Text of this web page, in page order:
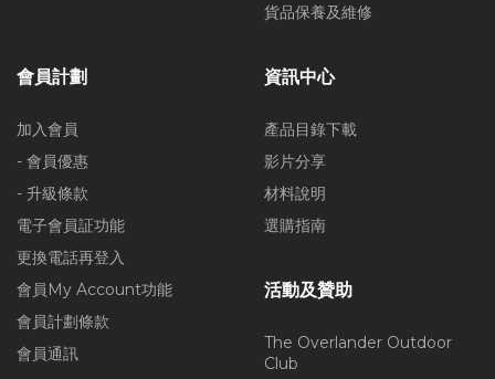
貨品保養及維修
會員計劃
加入會員
- 會員優惠
- 升級條款
電子會員証功能
更換電話再登入
會員My Account功能
會員計劃條款
會員通訊
資訊中心
產品目錄下載
影片分享
材料說明
選購指南
活動及贊助
The Overlander Outdoor
Club